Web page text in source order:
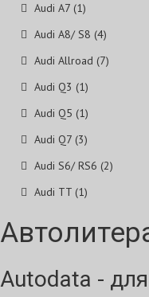
Audi A7 (1)
Audi A8/ S8 (4)
Audi Allroad (7)
Audi Q3 (1)
Audi Q5 (1)
Audi Q7 (3)
Audi S6/ RS6 (2)
Audi TT (1)
Autodata -